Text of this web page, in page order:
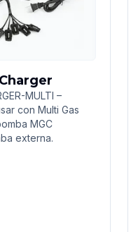
MULTI –
con Multi Gas
MGC
externa.